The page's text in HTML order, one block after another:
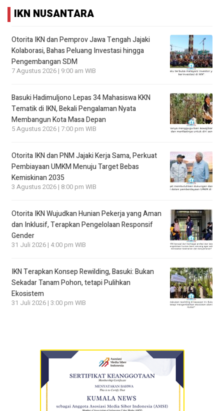
IKN NUSANTARA
Otorita IKN dan Pemprov Jawa Tengah Jajaki
Kolaborasi, Bahas Peluang Investasi hingga
Pengembangan SDM
7 Agustus 2026 | 9:00 am WIB
Basuki Hadimuljono Lepas 34 Mahasiswa KKN
Tematik di IKN, Bekali Pengalaman Nyata
Membangun Kota Masa Depan
5 Agustus 2026 | 7:00 pm WIB
Otorita IKN dan PNM Jajaki Kerja Sama, Perkuat
Pembiayaan UMKM Menuju Target Bebas
Kemiskinan 2035
3 Agustus 2026 | 8:00 pm WIB
Otorita IKN Wujudkan Hunian Pekerja yang Aman
dan Inklusif, Terapkan Pengelolaan Responsif
Gender
31 Juli 2026 | 4:00 pm WIB
IKN Terapkan Konsep Rewilding, Basuki: Bukan
Sekadar Tanam Pohon, tetapi Pulihkan
Ekosistem
31 Juli 2026 | 3:00 pm WIB